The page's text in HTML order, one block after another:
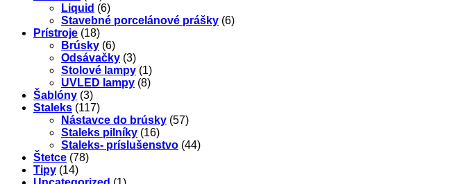
Liquid (6)
Stavebné porcelánové prášky (6)
Prístroje (18)
Brúsky (6)
Odsávačky (3)
Stolové lampy (1)
UVLED lampy (8)
Šablóny (3)
Staleks (117)
Nástavce do brúsky (57)
Staleks pilníky (16)
Staleks- príslušenstvo (44)
Štetce (78)
Tipy (14)